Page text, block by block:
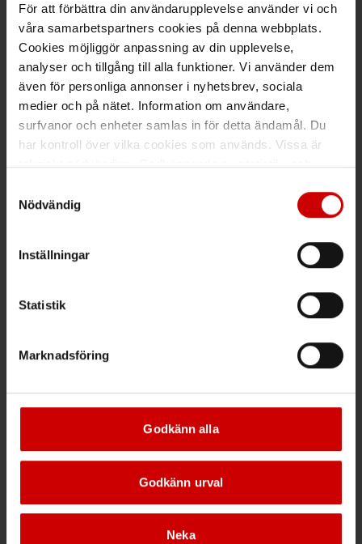
För att förbättra din användarupplevelse använder vi och
våra samarbetspartners cookies på denna webbplats.
Cookies möjliggör anpassning av din upplevelse,
analyser och tillgång till alla funktioner. Vi använder dem
även för personliga annonser i nyhetsbrev, sociala
medier och på nätet. Information om användare,
surfvanor och enheter samlas in för detta ändamål. Du
har kontroll över vilka cookies som används. Vissa är
tekniskt nödvändiga. Godkännande av statistik- och
länder utanför EU med olika dataskyddsnormer. Genom
att godkänna samtycker du till sådana överföringar. Läs
Nödvändig
Inställningar
Statistik
Marknadsföring
Godkänn alla
Godkänn urval
Neka
Maila kundsupport@wuerth.se
Växel
Ring växeln 019 - 35 10 00
Maila info@wuerth.se
Allmänna villkor
Handla med Würth app
Hållbarhet